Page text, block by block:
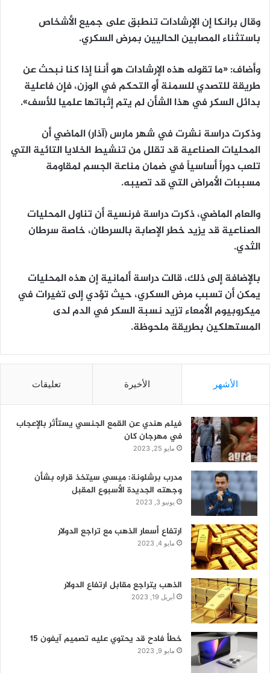
وقال برانكا إن الإرشادات تنطبق على جميع الأشخاص
باستثناء المصابين الحاليين بمرض السكري.
وأضاف: «ما تقوله هذه الإرشادات هو أننا إذا كنا نبحث عن
طريقة للتصدي للسمنة أو التحكم في الوزن، فإن فاعلية
بدائل السكر في هذا الشأن لم يتم إثباتها علميا للأسف».
وذكرت دراسة نشرت في شهر مارس (آذار) الماضي أن
المحليات الصناعية قد تقلل من تنشيط الخلايا التائية التي
تلعب دوراً أساسياً في ضمان مناعة الجسم لمقاومة
مسببات الأمراض التي قد تصيبه.
والعام الماضي، ذكرت دراسة فرنسية أن تناول المحليات
الصناعية قد يزيد خطر الإصابة بالسرطان، خاصة سرطان
الثدي.
بالإضافة إلى ذلك، قالت دراسة ألمانية إن هذه المحليات
يمكن أن تسبب مرض السكري، حيث تؤدي إلى تغيرات في
ميكروبيوم الأمعاء تزيد نسبة السكر في الدم لدى
المستهلكين بطريقة ملحوظة.
الأشهر الأخيرة تعليقات
فيلم هندي عن القمع الجنسي يستأثر بالإعجاب
في مهرجان كان
مايو 25, 2023
مدرب برشلونة: ميسي سيتخذ قراره بشأن
وجهته الجديدة الأسبوع المقبل
يونيو 3, 2023
ارتفاع أسعار الذهب مع تراجع الدولار
مايو 4, 2023
الذهب يتراجع مقابل ارتفاع الدولار
أبريل 19, 2023
خطأ فادح قد يحتوي عليه تصميم آيفون 15
مايو 9, 2023